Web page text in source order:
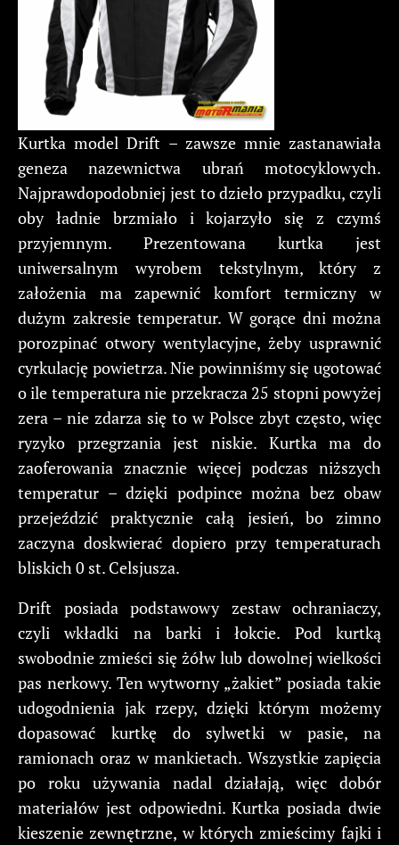
Kurtka model Drift – zawsze mnie zastanawiała
geneza nazewnictwa ubrań motocyklowych.
Najprawdopodobniej jest to dzieło przypadku, czyli
oby ładnie brzmiało i kojarzyło się z czymś
przyjemnym. Prezentowana kurtka jest
uniwersalnym wyrobem tekstylnym, który z
założenia ma zapewnić komfort termiczny w
dużym zakresie temperatur. W gorące dni można
porozpinać otwory wentylacyjne, żeby usprawnić
cyrkulację powietrza. Nie powinniśmy się ugotować
o ile temperatura nie przekracza 25 stopni powyżej
zera – nie zdarza się to w Polsce zbyt często, więc
ryzyko przegrzania jest niskie. Kurtka ma do
zaoferowania znacznie więcej podczas niższych
temperatur – dzięki podpince można bez obaw
przejeździć praktycznie całą jesień, bo zimno
zaczyna doskwierać dopiero przy temperaturach
bliskich 0 st. Celsjusza.
Drift posiada podstawowy zestaw ochraniaczy,
czyli wkładki na barki i łokcie. Pod kurtką
swobodnie zmieści się żółw lub dowolnej wielkości
pas nerkowy. Ten wytworny „żakiet” posiada takie
udogodnienia jak rzepy, dzięki którym możemy
dopasować kurtkę do sylwetki w pasie, na
ramionach oraz w mankietach. Wszystkie zapięcia
po roku używania nadal działają, więc dobór
materiałów jest odpowiedni. Kurtka posiada dwie
kieszenie zewnętrzne, w których zmieścimy fajki i